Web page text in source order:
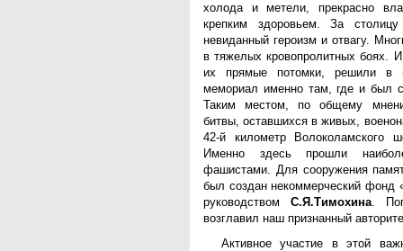
холода и метели, прекрасно
крепким здоровьем. За
невиданный героизм и отвагу.
в тяжелых кровопролитных боях.
их прямые потомки, решили в
мемориал именно там, где и был
Таким местом, по общему
битвы, оставшихся в живых,
42-й километр Волоколамского
Именно здесь прошли
фашистами. Для сооружения
был создан некоммерческий фонд
руководством С.Я.Тимохина.
возглавил наш признанный
Активное участие в этой